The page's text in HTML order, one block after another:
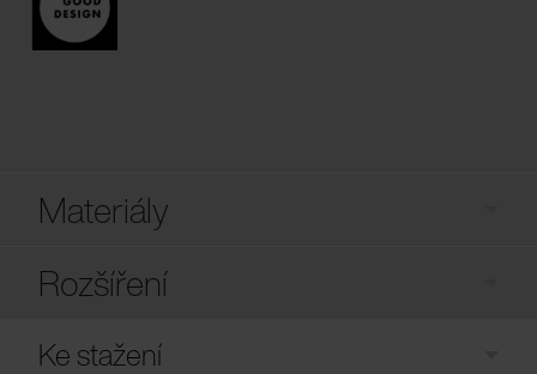
Materiály
Rozšíření
Ke stažení